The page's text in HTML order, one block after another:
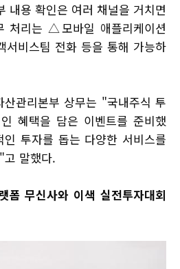
내용 확인은 여러 채널을 거치면
처리는 △모바일 애플리케이션
비스팀 전화 등을 통해 가능하
관리본부 상무는 "국내주식 투
혜택을 담은 이벤트를 준비했
투자를 돕는 다양한 서비스를
고 말했다.
폼 무신사와 이색 실전투자대회